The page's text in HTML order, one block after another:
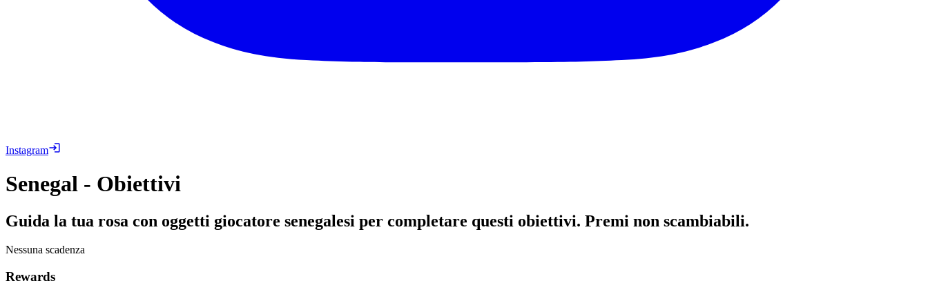
Instagram
Senegal - Obiettivi
Guida la tua rosa con oggetti giocatore senegalesi per completare questi obiettivi. Premi non scambiabili.
Nessuna scadenza
Rewards